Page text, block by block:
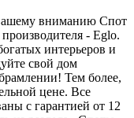
вниманию Спот
- Eglo.
интерьеров и
свой дом
Тем более,
цене. Все
с гарантией от 12